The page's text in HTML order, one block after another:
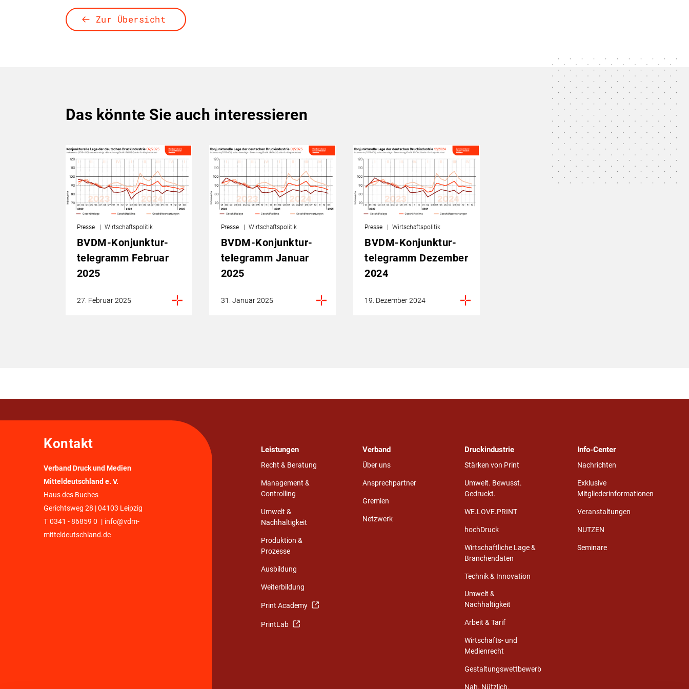
Zur Übersicht
Das könnte Sie auch interessieren
Presse Wirtschaftspolitik
BVDM-Konjunktur­
telegramm Februar
2025
27. Februar 2025
Presse Wirtschaftspolitik
BVDM-Konjunktur­
telegramm Januar
2025
31. Januar 2025
Presse Wirtschaftspolitik
BVDM-Konjunktur­
telegramm Dezember
2024
19. Dezember 2024
Kontakt
Verband Druck und Medien
Mitteldeutschland e. V.
Haus des Buches
Gerichtsweg 28 | 04103 Leipzig
T 0341 - 86859 0 | info@vdm-
mitteldeutschland.de
Leistungen
Recht & Beratung
Management &
Controlling
Umwelt &
Nachhaltigkeit
Produktion &
Prozesse
Ausbildung
Weiterbildung
Print Academy
PrintLab
Verband
Über uns
Ansprechpartner
Gremien
Netzwerk
Druckindustrie
Stärken von Print
Umwelt. Bewusst.
Gedruckt.
WE.LOVE.PRINT
hochDruck
Wirtschaftliche Lage &
Branchendaten
Technik & Innovation
Umwelt &
Nachhaltigkeit
Arbeit & Tarif
Wirtschafts- und
Medienrecht
Gestaltungswettbewerb
Nah. Nützlich.
Info-Center
Nachrichten
Exklusive
Mitgliederinformationen
Veranstaltungen
NUTZEN
Seminare